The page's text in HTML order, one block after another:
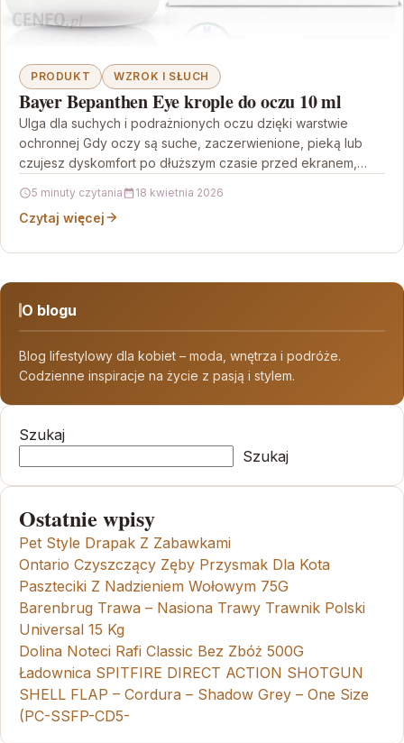
PRODUKT WZROK I SŁUCH
Bayer Bepanthen Eye krople do oczu 10 ml
Ulga dla suchych i podrażnionych oczu dzięki warstwie
ochronnej Gdy oczy są suche, zaczerwienione, pieką lub
czujesz dyskomfort po dłuższym czasie przed ekranem,
5 minuty czytania 18 kwietnia 2026
Czytaj więcej
O blogu
Blog lifestylowy dla kobiet – moda, wnętrza i podróże.
Codzienne inspiracje na życie z pasją i stylem.
Szukaj
Szukaj
Ostatnie wpisy
Pet Style Drapak Z Zabawkami
Ontario Czyszczący Zęby Przysmak Dla Kota
Paszteciki Z Nadzieniem Wołowym 75G
Barenbrug Trawa – Nasiona Trawy Trawnik Polski
Universal 15 Kg
Dolina Noteci Rafi Classic Bez Zbóż 500G
Ładownica SPITFIRE DIRECT ACTION SHOTGUN
SHELL FLAP – Cordura – Shadow Grey – One Size
(PC-SSFP-CD5-